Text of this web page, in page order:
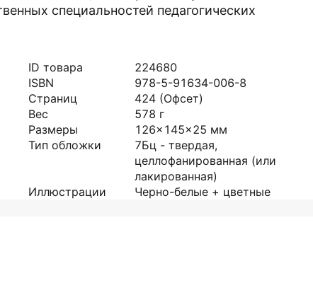
специальностей педагогических
ID товара
224680
ISBN
978-5-91634-006-8
Страниц
424 (Офсет)
Вес
578 г
Размеры
126x145x25 мм
Тип обложки
7Бц - твердая,
целлофанированная (или
лакированная)
Иллюстрации
Черно-белые + цветные